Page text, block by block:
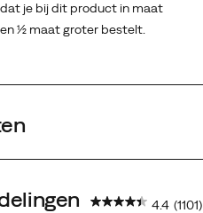
je bij dit product in maat
½ maat groter bestelt.
4.4 (1101)